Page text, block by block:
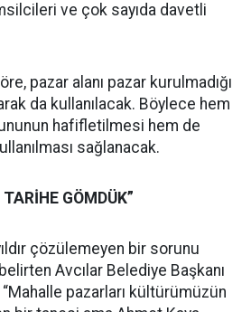
ve çok sayıda davetli
pazar alanı pazar kurulmadığı
da kullanılacak. Böylece hem
hafifletilmesi hem de
sağlanacak.
GÖMDÜK”
çözülemeyen bir sorunu
Avcılar Belediye Başkanı
pazarları kültürümüzün